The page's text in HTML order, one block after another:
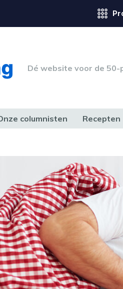
Dé website voor de 50-
columnisten Recepten